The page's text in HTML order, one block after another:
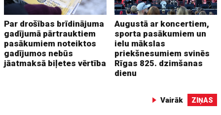
Par drošības brīdinājuma
gadījumā pārtrauktiem
pasākumiem noteiktos
gadījumos nebūs
jāatmaksā biļetes vērtība
Augustā ar koncertiem,
sporta pasākumiem un
ielu mākslas
priekšnesumiem svinēs
Rīgas 825. dzimšanas
dienu
Vairāk ZIŅAS